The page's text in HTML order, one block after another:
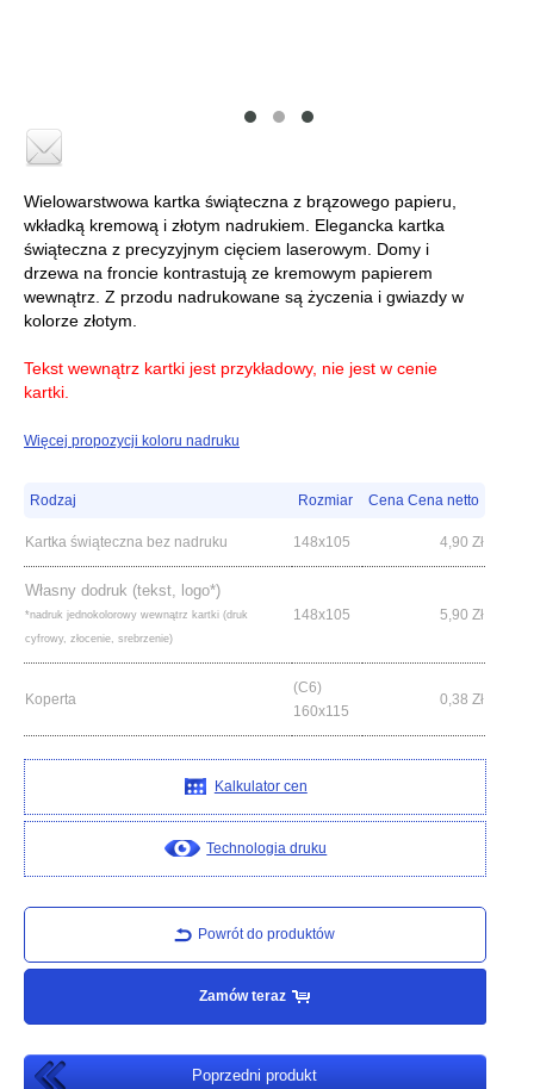
Wielowarstwowa kartka świąteczna z brązowego papieru,
wkładką kremową i złotym nadrukiem. Elegancka kartka
świąteczna z precyzyjnym cięciem laserowym. Domy i
drzewa na froncie kontrastują ze kremowym papierem
wewnątrz. Z przodu nadrukowane są życzenia i gwiazdy w
kolorze złotym.
Tekst wewnątrz kartki jest przykładowy, nie jest w cenie
kartki.
Więcej propozycji koloru nadruku
Rodzaj Rozmiar Cena Cena netto
Kartka świąteczna bez nadruku 148x105 4,90 Zł
Własny dodruk (tekst, logo*)
*nadruk jednokolorowy wewnątrz kartki (druk
cyfrowy, złocenie, srebrzenie)
148x105 5,90 Zł
Koperta
(C6)
160x115
0,38 Zł
Kalkulator cen
Technologia druku
Powrót do produktów
Zamów teraz
Poprzedni produkt